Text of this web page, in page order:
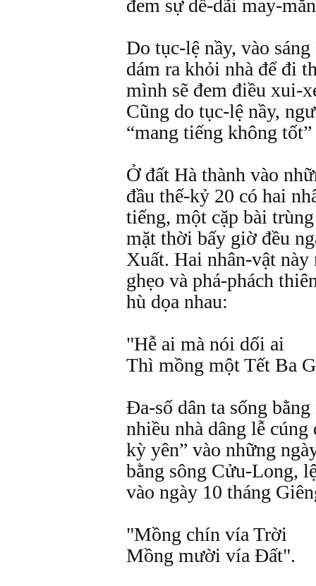
đem sự dễ-dãi may-
Do tục-lệ nầy, vào
dám ra khỏi nhà để đi
mình sẽ đem điều xui-
Cũng do tục-lệ nầy,
“mang tiếng không
Ở đất Hà thành vào
đầu thế-kỷ 20 có hai
tiếng, một cặp bài
mặt thời bấy giờ đều
Xuất. Hai nhân-vật
ghẹo và phá-phách
hù dọa nhau:
"Hễ ai mà nói dối ai
Thì mồng một Tết Ba
Đa-số dân ta sống
nhiều nhà dâng lễ
kỳ yên” vào những
bằng sông Cửu-Long,
vào ngày 10 tháng
"Mồng chín vía Trời
Mồng mười vía Đất".